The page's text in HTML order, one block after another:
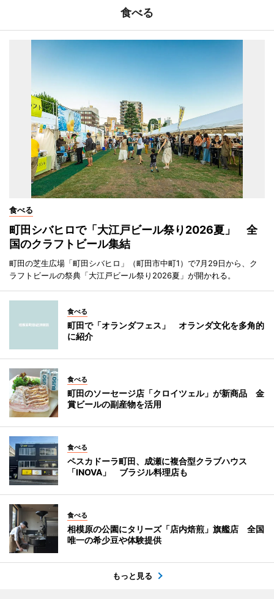
食べる
食べる
町田シバヒロで「大江戸ビール祭り2026夏」 全
国のクラフトビール集結
町田の芝生広場「町田シバヒロ」（町田市中町1）で7月29日から、ク
ラフトビールの祭典「大江戸ビール祭り2026夏」が開かれる。
食べる
町田で「オランダフェス」 オランダ文化を多角的
に紹介
食べる
町田のソーセージ店「クロイツェル」が新商品 金
賞ビールの副産物を活用
食べる
ペスカドーラ町田、成瀬に複合型クラブハウス
「INOVA」 ブラジル料理店も
食べる
相模原の公園にタリーズ「店内焙煎」旗艦店 全国
唯一の希少豆や体験提供
もっと見る